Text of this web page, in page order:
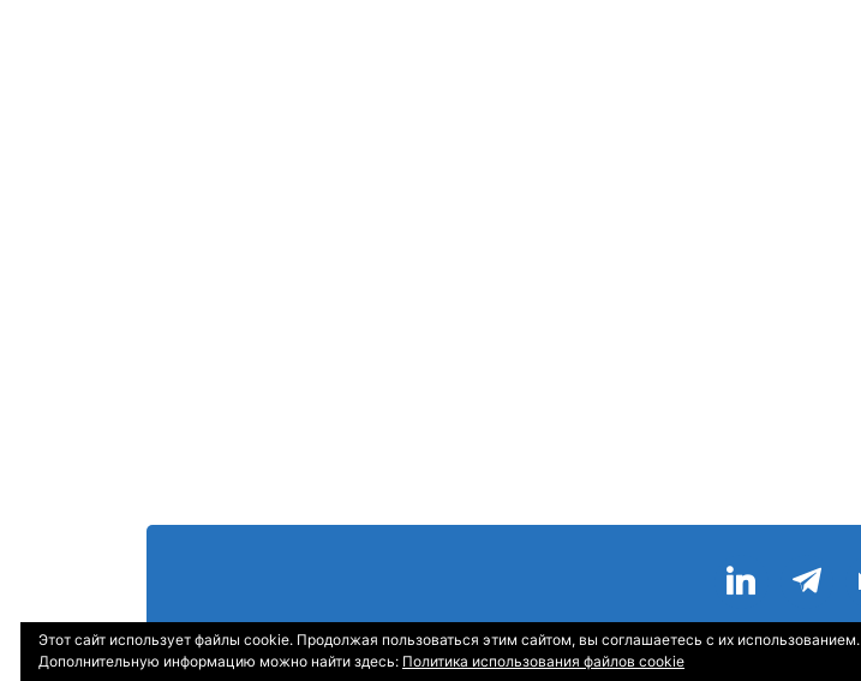
Главная—О Компании—Контакты
Этот сайт использует файлы cookie. Продолжая пользоваться этим сайтом, вы соглашаетесь с их использованием.
Дополнительную информацию можно найти здесь: Политика использования файлов cookie